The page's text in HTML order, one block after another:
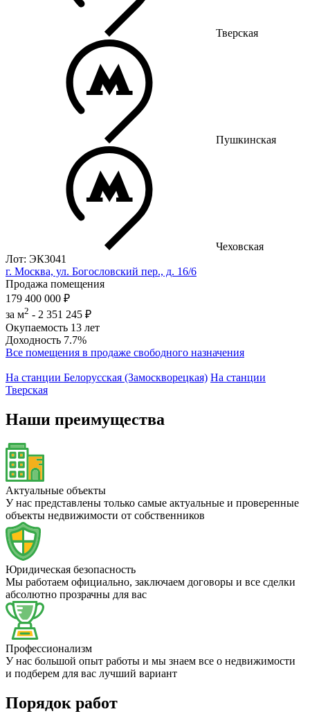
Тверская
Пушкинская
Чеховская
Лот: ЭК3041
г. Москва, ул. Богословский пер., д. 16/6
Продажа помещения
179 400 000 ₽
за м2 - 2 351 245 ₽
Окупаемость 13 лет
Доходность 7.7%
Все помещения в продаже свободного назначения
На станции Белорусская (Замоскворецкая) На станции
Тверская
Наши преимущества
Актуальные объекты
У нас представлены только самые актуальные и проверенные
объекты недвижимости от собственников
Юридическая безопасность
Мы работаем официально, заключаем договоры и все сделки
абсолютно прозрачны для вас
Профессионализм
У нас большой опыт работы и мы знаем все о недвижимости
и подберем для вас лучший вариант
Порядок работ